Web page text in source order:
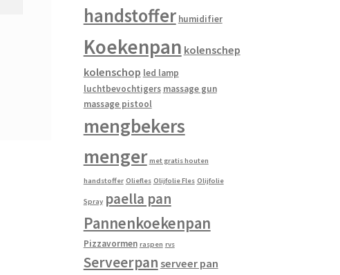
handstoffer humidifier
Koekenpan kolenschep
kolenschop led lamp
luchtbevochtigers massage gun
massage pistool
mengbekers
menger met gratis houten
handstoffer Oliefles Olijfolie Fles Olijfolie
Spray paella pan
Pannenkoekenpan
Pizzavormen raspen rvs
Serveerpan serveer pan